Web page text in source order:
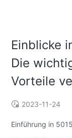
Einblicke
Die
Vorteile
2023-11-24
Einführung in